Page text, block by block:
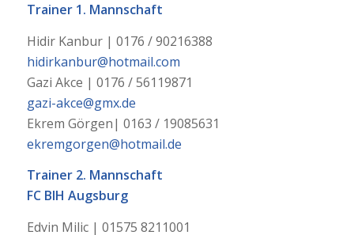
Trainer 1. Mannschaft
Hidir Kanbur | 0176 / 90216388
hidirkanbur@hotmail.com
Gazi Akce | 0176 / 56119871
gazi-akce@gmx.de
Ekrem Görgen| 0163 / 19085631
ekremgorgen@hotmail.de
Trainer 2. Mannschaft
FC BIH Augsburg
Edvin Milic | 01575 8211001